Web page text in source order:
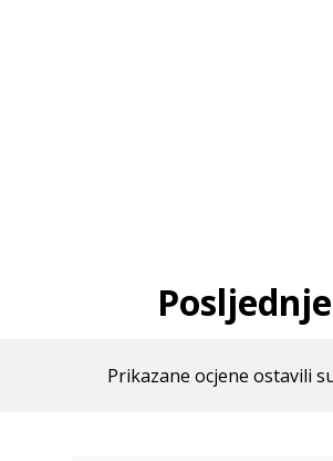
Prikazane ocjene ostavili